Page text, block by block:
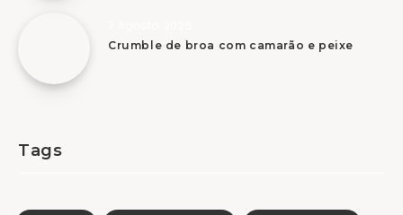
Crumble de broa com camarão e peixe
Tags